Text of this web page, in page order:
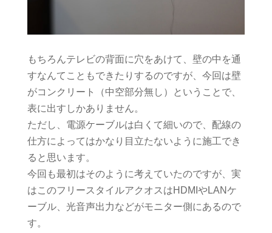
もちろんテレビの背面に穴をあけて、壁の中を通
すなんてこともできたりするのですが、今回は壁
がコンクリート（中空部分無し）ということで、
表に出すしかありません。
ただし、電源ケーブルは白くて細いので、配線の
仕方によってはかなり目立たないように施工でき
ると思います。
今回も最初はそのように考えていたのですが、実
はこのフリースタイルアクオスはHDMIやLANケ
ーブル、光音声出力などがモニター側にあるので
す。